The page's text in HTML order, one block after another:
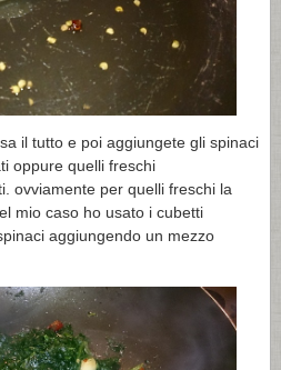
il tutto e poi aggiungete gli spinaci
oppure quelli freschi
ovviamente per quelli freschi la
mio caso ho usato i cubetti
aggiungendo un mezzo